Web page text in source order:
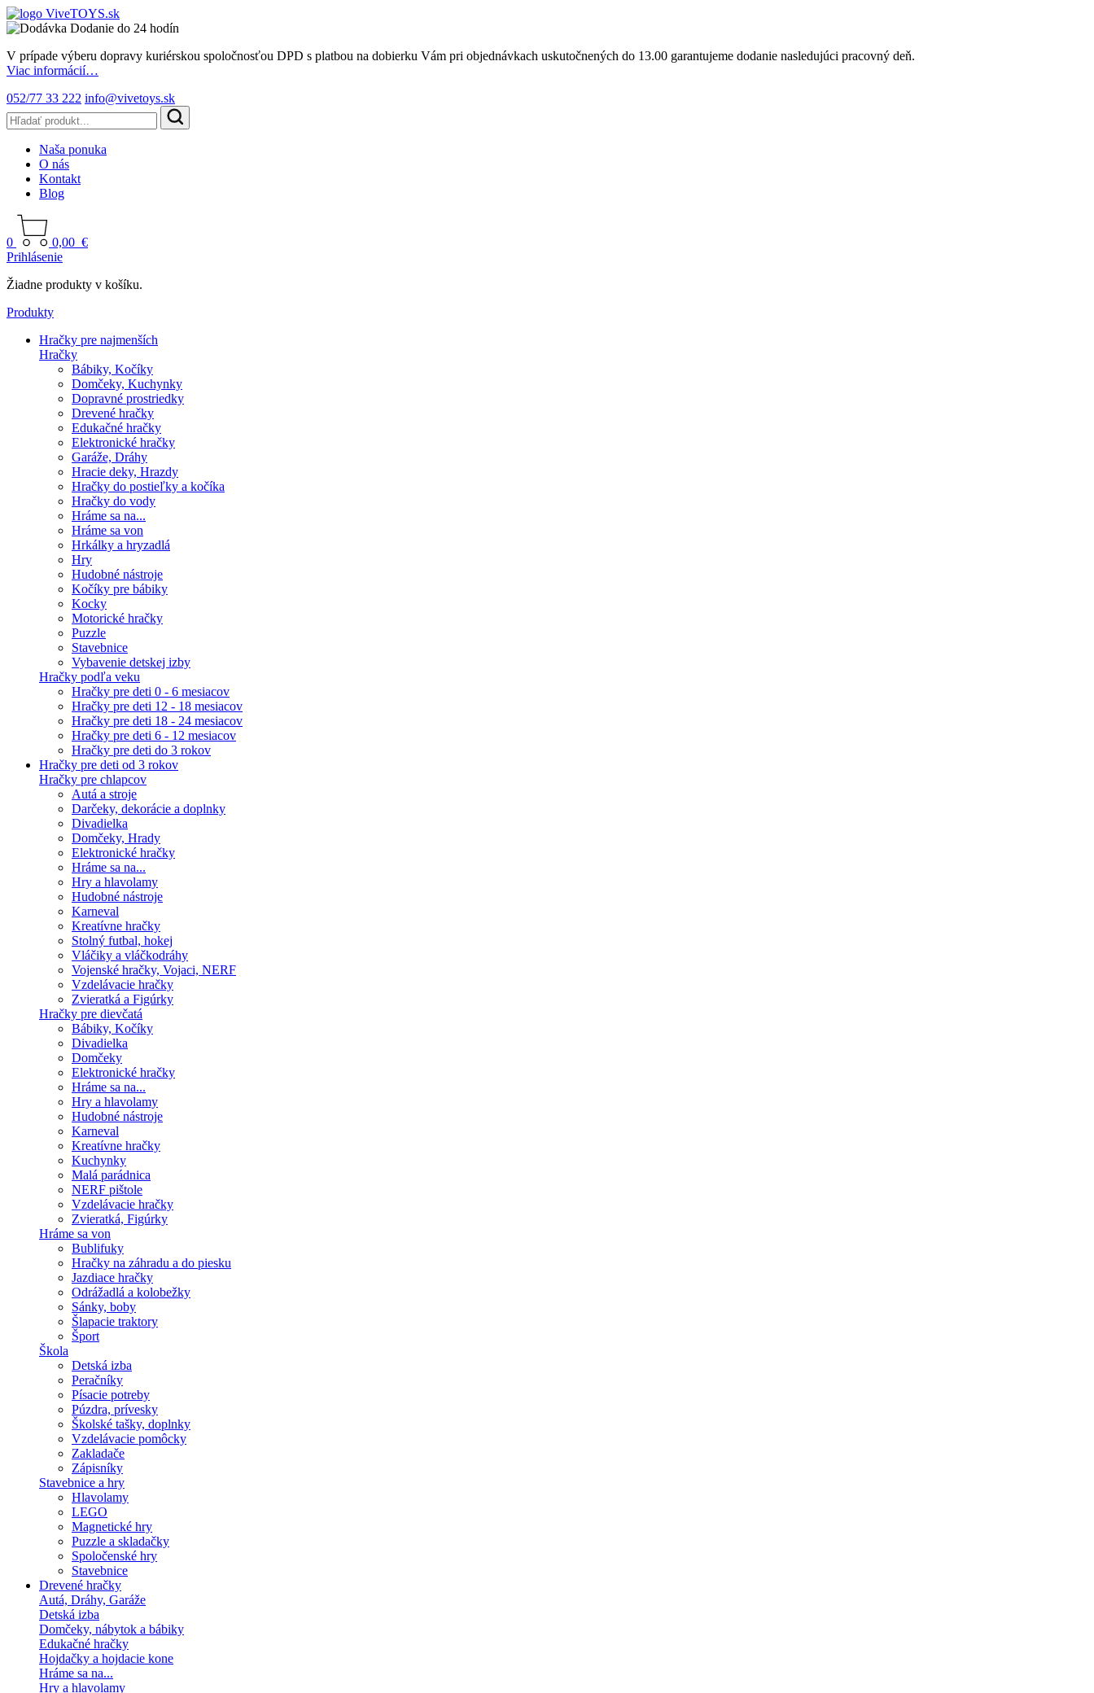
Dodanie do 24 hodín
V prípade výberu dopravy kuriérskou spoločnosťou DPD s platbou na dobierku Vám pri objednávkach uskutočnených do 13.00 garantujeme dodanie nasledujúci pracovný deň.
Viac informácií…
052/77 33 222 info@vivetoys.sk
Naša ponuka
O nás
Kontakt
Blog
0 0,00 €
Prihlásenie
Žiadne produkty v košíku.
Produkty
Hračky pre najmenších
Hračky
Bábiky, Kočíky
Domčeky, Kuchynky
Dopravné prostriedky
Drevené hračky
Edukačné hračky
Elektronické hračky
Garáže, Dráhy
Hracie deky, Hrazdy
Hračky do postieľky a kočíka
Hračky do vody
Hráme sa na...
Hráme sa von
Hrkálky a hryzadlá
Hry
Hudobné nástroje
Kočíky pre bábiky
Kocky
Motorické hračky
Puzzle
Stavebnice
Vybavenie detskej izby
Hračky podľa veku
Hračky pre deti 0 - 6 mesiacov
Hračky pre deti 12 - 18 mesiacov
Hračky pre deti 18 - 24 mesiacov
Hračky pre deti 6 - 12 mesiacov
Hračky pre deti do 3 rokov
Hračky pre deti od 3 rokov
Hračky pre chlapcov
Autá a stroje
Darčeky, dekorácie a doplnky
Divadielka
Domčeky, Hrady
Elektronické hračky
Hráme sa na...
Hry a hlavolamy
Hudobné nástroje
Karneval
Kreatívne hračky
Stolný futbal, hokej
Vláčiky a vláčkodráhy
Vojenské hračky, Vojaci, NERF
Vzdelávacie hračky
Zvieratká a Figúrky
Hračky pre dievčatá
Bábiky, Kočíky
Divadielka
Domčeky
Elektronické hračky
Hráme sa na...
Hry a hlavolamy
Hudobné nástroje
Karneval
Kreatívne hračky
Kuchynky
Malá parádnica
NERF pištole
Vzdelávacie hračky
Zvieratká, Figúrky
Hráme sa von
Bublifuky
Hračky na záhradu a do piesku
Jazdiace hračky
Odrážadlá a kolobežky
Sánky, boby
Šlapacie traktory
Šport
Škola
Detská izba
Peračníky
Písacie potreby
Púzdra, prívesky
Školské tašky, doplnky
Vzdelávacie pomôcky
Zakladače
Zápisníky
Stavebnice a hry
Hlavolamy
LEGO
Magnetické hry
Puzzle a skladačky
Spoločenské hry
Stavebnice
Drevené hračky
Autá, Dráhy, Garáže
Detská izba
Domčeky, nábytok a bábiky
Edukačné hračky
Hojdačky a hojdacie kone
Hráme sa na...
Hry a hlavolamy